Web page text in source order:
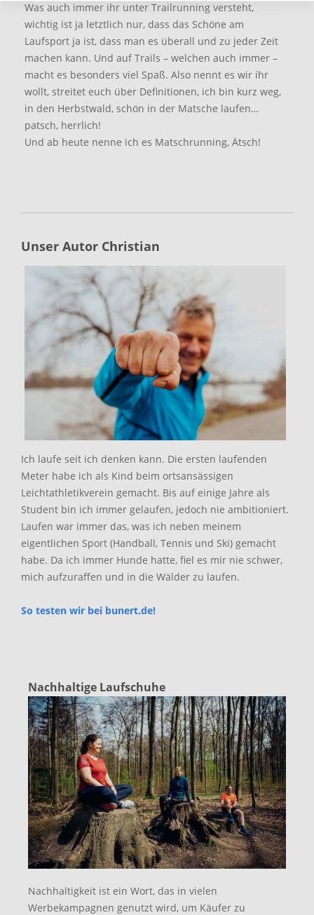
Was auch immer ihr unter Trailrunning versteht,
wichtig ist ja letztlich nur, dass das Schöne am
Laufsport ja ist, dass man es überall und zu jeder Zeit
machen kann. Und auf Trails – welchen auch immer –
macht es besonders viel Spaß. Also nennt es wir ihr
wollt, streitet euch über Definitionen, ich bin kurz weg,
in den Herbstwald, schön in der Matsche laufen…
patsch, herrlich!
Und ab heute nenne ich es Matschrunning, Ätsch!
Unser Autor Christian
Ich laufe seit ich denken kann. Die ersten laufenden
Meter habe ich als Kind beim ortsansässigen
Leichtathletikverein gemacht. Bis auf einige Jahre als
Student bin ich immer gelaufen, jedoch nie ambitioniert.
Laufen war immer das, was ich neben meinem
eigentlichen Sport (Handball, Tennis und Ski) gemacht
habe. Da ich immer Hunde hatte, fiel es mir nie schwer,
mich aufzuraffen und in die Wälder zu laufen.
So testen wir bei bunert.de!
Nachhaltige Laufschuhe
Nachhaltigkeit ist ein Wort, das in vielen
Werbekampagnen genutzt wird, um Käufer zu